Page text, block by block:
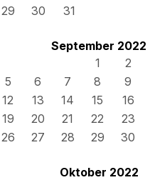
29
30 31
September 2022
1
2
5
6 7 8 9
12
13 14 15 16
19
20 21 22 23
26
27 28 29 30
Oktober 2022